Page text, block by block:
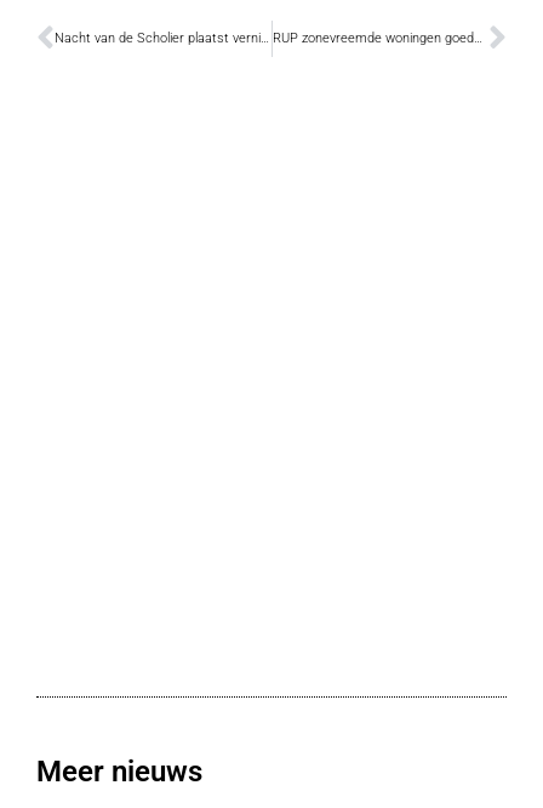
Nacht van de Scholier plaatst vernieuwde site online RUP zonevreemde woningen goedgekeurd
Meer nieuws